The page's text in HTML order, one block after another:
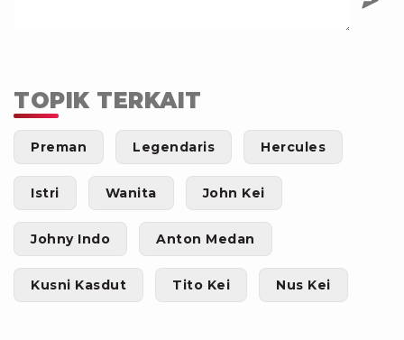
TOPIK TERKAIT
Preman Legendaris Hercules
Istri Wanita John Kei
Johny Indo Anton Medan
Kusni Kasdut Tito Kei Nus Kei